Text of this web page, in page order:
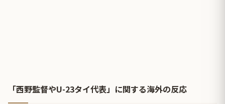
「西野監督やU-23タイ代表」に関する海外の反応